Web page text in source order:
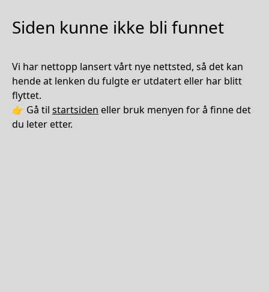
Siden kunne ikke bli funnet
Vi har nettopp lansert vårt nye nettsted, så det kan
hende at lenken du fulgte er utdatert eller har blitt
flyttet.
👉 Gå til startsiden eller bruk menyen for å finne det
du leter etter.